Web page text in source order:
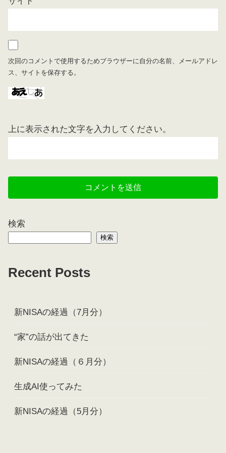
次回のコメントで使用するためブラウザーに自分の名前、メールアドレ
ス、サイトを保存する。
上に表示された文字を入力してください。
検索
検索
Recent Posts
新NISAの経過（7月分）
“家”の話が出てきた
新NISAの経過（６月分）
生成AI使ってみた
新NISAの経過（5月分）